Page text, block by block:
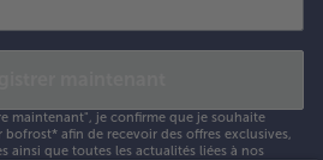
maintenant", je confirme que je souhaite
afin de recevoir des offres exclusives,
ainsi que toutes les actualités liées à nos